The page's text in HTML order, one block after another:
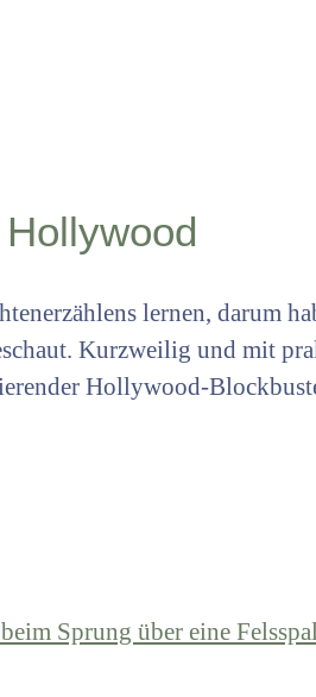
lernen, darum
Kurzweilig und mit
Hollywood-